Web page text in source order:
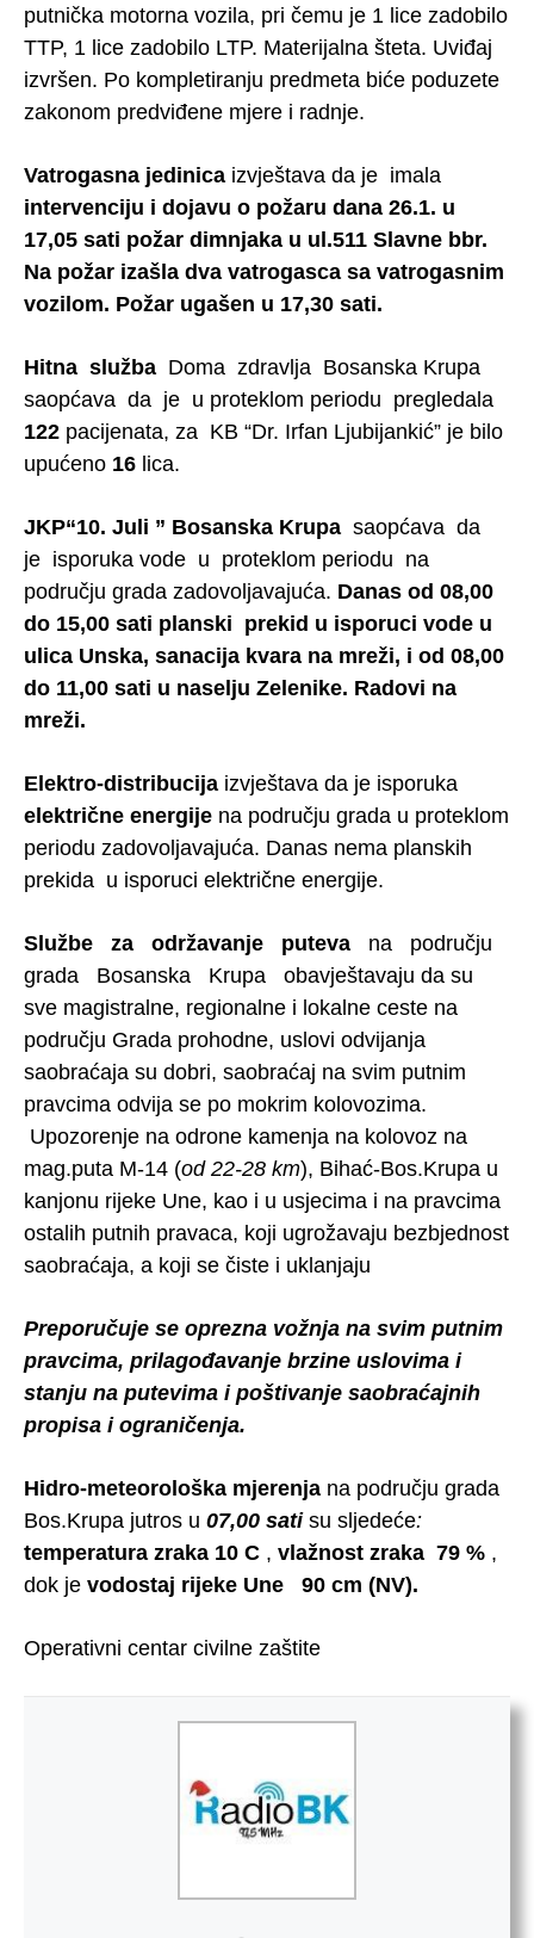
putnička motorna vozila, pri čemu je 1 lice zadobilo
TTP, 1 lice zadobilo LTP. Materijalna šteta. Uviđaj
izvršen. Po kompletiranju predmeta biće poduzete
zakonom predviđene mjere i radnje.
Vatrogasna jedinica izvještava da je imala
intervenciju i dojavu o požaru dana 26.1. u
17,05 sati požar dimnjaka u ul.511 Slavne bbr.
Na požar izašla dva vatrogasca sa vatrogasnim
vozilom. Požar ugašen u 17,30 sati.
Hitna služba Doma zdravlja Bosanska Krupa
saopćava da je u proteklom periodu pregledala
122 pacijenata, za KB “Dr. Irfan Ljubijankić” je bilo
upućeno 16 lica.
JKP“10. Juli ” Bosanska Krupa saopćava da
je isporuka vode u proteklom periodu na
području grada zadovoljavajuća. Danas od 08,00
do 15,00 sati planski prekid u isporuci vode u
ulica Unska, sanacija kvara na mreži, i od 08,00
do 11,00 sati u naselju Zelenike. Radovi na
mreži.
Elektro-distribucija izvještava da je isporuka
električne energije na području grada u proteklom
periodu zadovoljavajuća. Danas nema planskih
prekida u isporuci električne energije.
Službe za održavanje puteva na području
grada Bosanska Krupa obavještavaju da su
sve magistralne, regionalne i lokalne ceste na
području Grada prohodne, uslovi odvijanja
saobraćaja su dobri, saobraćaj na svim putnim
pravcima odvija se po mokrim kolovozima.
Upozorenje na odrone kamenja na kolovoz na
mag.puta M-14 (od 22-28 km), Bihać-Bos.Krupa u
kanjonu rijeke Une, kao i u usjecima i na pravcima
ostalih putnih pravaca, koji ugrožavaju bezbjednost
saobraćaja, a koji se čiste i uklanjaju
Preporučuje se oprezna vožnja na svim putnim
pravcima, prilagođavanje brzine uslovima i
stanju na putevima i poštivanje saobraćajnih
propisa i ograničenja.
Hidro-meteorološka mjerenja na području grada
Bos.Krupa jutros u 07,00 sati su sljedeće:
temperatura zraka 10 C , vlažnost zraka 79 % ,
dok je vodostaj rijeke Une 90 cm (NV).
Operativni centar civilne zaštite